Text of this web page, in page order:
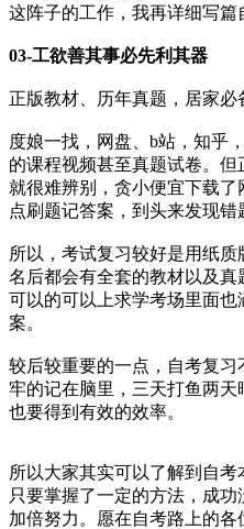
这阵子的工作，我再详细写篇
03-工欲善其事必先利其器
正版教材、历年真题，居家必
度娘一找，网盘、b站，知乎
的课程视频甚至真题试卷。
就很难辨别，贪小便宜下载
点刷题记答案，到头来发现错
所以，考试复习较好是用纸
名后都会有全套的教材以及
可以的可以上求学考场里面
案。
较后较重要的一点，自考复
牢的记在脑里，三天打鱼两
也要得到有效的效率。
所以大家其实可以了解到自考
只要掌握了一定的方法，成
加倍努力。愿在自考路上的各